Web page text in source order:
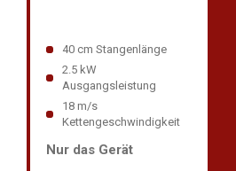
40 cm Stangenlänge
2.5 kW
Ausgangsleistung
18 m/s
Kettengeschwindigkeit
Nur das Gerät